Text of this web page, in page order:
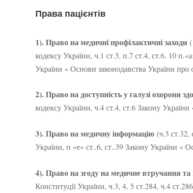
Права пацієнтів
1). Право на медичні профілактичні заходи
кодексу України, ч.1 ст.3, п.7 ст.4, ст.6, 10
України « Основи законодавства України про
2). Право на доступність у галузі охорони
кодексу України, ч.4 ст.4, ст.6 Закону
3). Право на медичну інформацію (ч.3 ст.32,
України, п «е» ст..6, ст..39 Закону України «
4). Право на згоду на медичне втручання
Конституції України, ч.3, 4, 5 ст.284, ч.4